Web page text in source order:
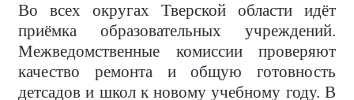
Во всех округах Тверской области идёт
приёмка образовательных учреждений.
Межведомственные комиссии проверяют
качество ремонта и общую готовность
детсадов и школ к новому учебному году. В